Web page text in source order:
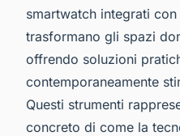
smartwatch integrati
trasformano gli spazi
offrendo soluzioni
contemporaneamente
Questi strumenti
concreto di come la